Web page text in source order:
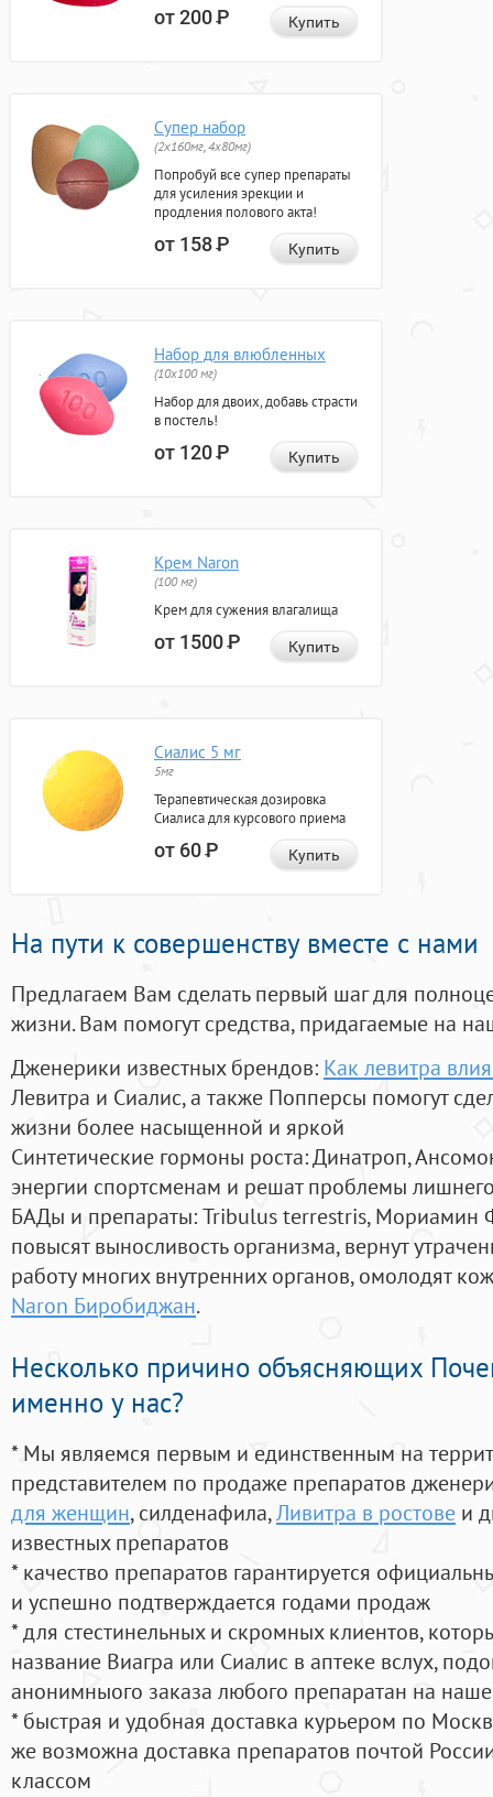
от 200Р Купить
Супер набор
(2х160мг, 4х80мг)
Попробуй все супер препараты
для усиления эрекции и
продления полового акта!
от 158Р Купить
Набор для влюбленных
(10х100 мг)
Набор для двоих, добавь страсти
в постель!
от 120Р Купить
Крем Naron
(100 мг)
Крем для сужения влагалища
от 1500Р Купить
Сиалис 5 мг
5мг
Терапевтическая дозировка
Сиалиса для курсового приема
от 60Р Купить
На пути к совершенству вместе с нами
Предлагаем Вам сделать первый шаг для
жизни. Вам помогут средства, придагаемые на
Дженерики известных брендов: Как левитра
Левитра и Сиалис, а также Попперсы помогут
жизни более насыщенной и яркой
Синтетические гормоны роста: Динатроп,
энергии спортсменам и решат проблемы
БАДы и препараты:Tribulus terrestris, Мориамин
повысят выносливость организма, вернут
работу многих внутренних органов, омолодят
Naron Биробиджан.
Несколько причино объясняющих
именно у нас?
* Мы являемся первым и единственным на
представителем по продаже препаратов
для женщин, силденафила,Ливитра в ростове и
известных препаратов
* качество препаратов гарантируется
и успешно подтверждается годами продаж
* для стестинельных и скромных клиентов,
название Виагра или Сиалис в аптеке вслух,
анонимныого заказа любого препаратан на
* быстрая и удобная доставка курьером по
же возможна доставка препаратов почтой
классом